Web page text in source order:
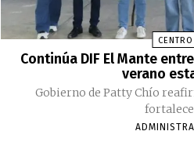
CENTRO
Continúa DIF El Mante
verano
Gobierno de Patty Chío